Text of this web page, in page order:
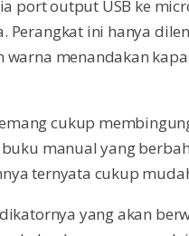
port output USB ke
Perangkat ini hanya
menandakan
cukup
manual yang
ternyata cukup
yang akan